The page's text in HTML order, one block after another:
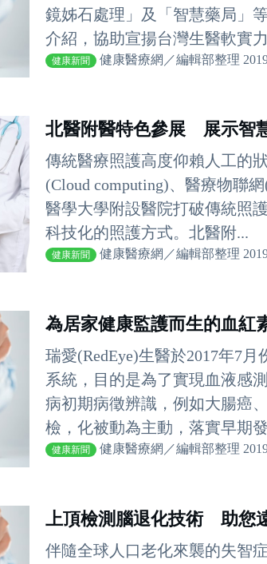
鏡姊石處理」及「智慧藥局」
介紹，協助宣揚台灣生醫軟實
健康新聞 健康醫療網／編輯部整理
北醫附醫特色參展 展示智
傳統醫療照護高度仰賴人工的
(Cloud computing)、醫療物聯
醫學大學附設醫院打破傳統照
科技化的照護方式。北醫附...
健康新聞 健康醫療網／編輯部整理
為居家健康監護而生的血紅
瑞愛(RedEye)生醫於2017年7
系統，目的是為了實現血液感
病初期病徵辨識，例如大腸癌
檢，化被動為主動，落實早期
健康新聞 健康醫療網／編輯部整理
上頂檢測腦退化技術 助您
伴隨全球人口老化來襲的失智